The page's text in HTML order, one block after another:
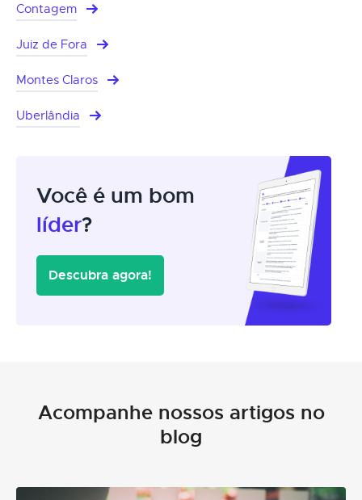
Contagem
Juiz de Fora
Montes Claros
Uberlândia
Você é um bom
líder?
Descubra agora!
Acompanhe nossos artigos no
blog